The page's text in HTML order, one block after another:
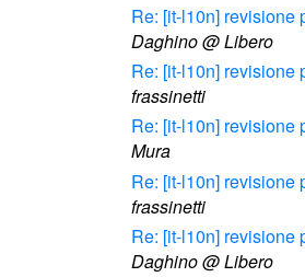
Re: [it-l10n] revisione
Daghino @ Libero
Re: [it-l10n] revisione
frassinetti
Re: [it-l10n] revisione
Mura
Re: [it-l10n] revisione
frassinetti
Re: [it-l10n] revisione
Daghino @ Libero